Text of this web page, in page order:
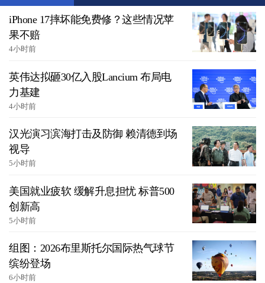
iPhone 17摔坏能免费修？这些情况苹
果不赔
4小时前
英伟达拟砸30亿入股Lancium 布局电
力基建
4小时前
汉光演习滨海打击及防御 赖清德到场
视导
5小时前
美国就业疲软 缓解升息担忧 标普500
创新高
5小时前
组图：2026布里斯托尔国际热气球节
缤纷登场
6小时前